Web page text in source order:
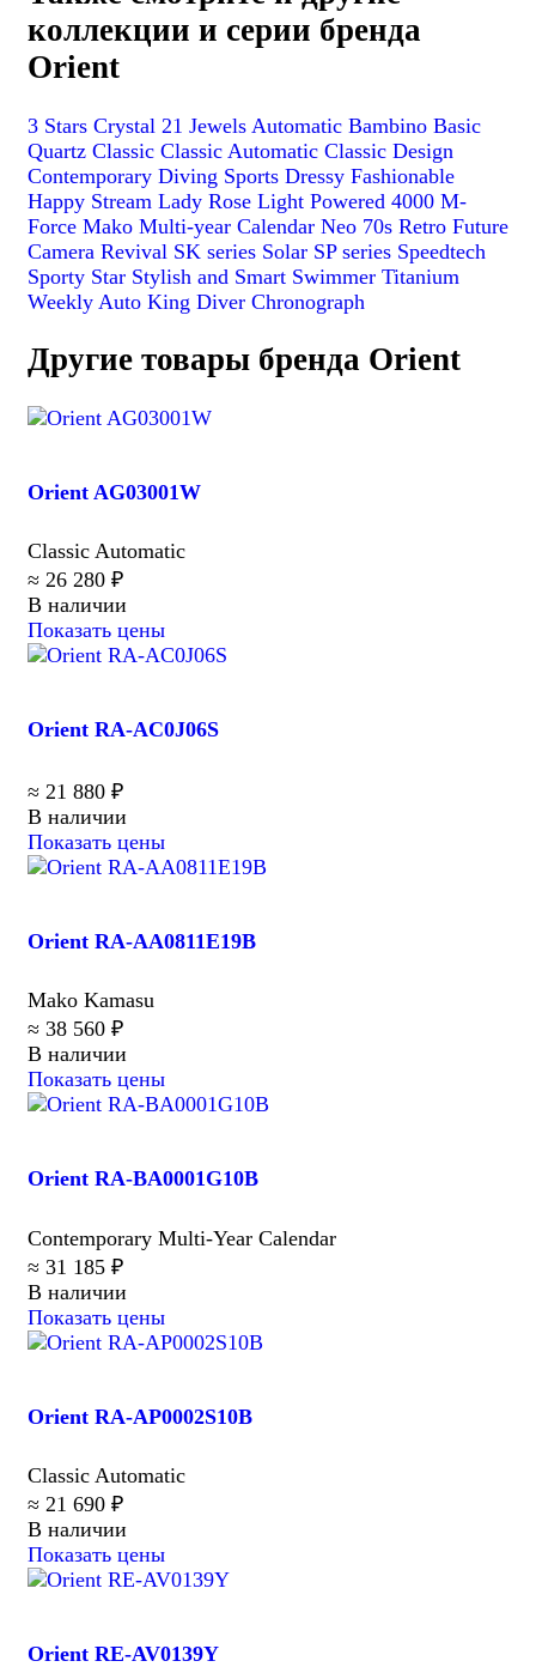
коллекции и серии бренда
Orient
3 Stars Crystal 21 Jewels Automatic Bambino Basic
Quartz Classic Classic Automatic Classic Design
Contemporary Diving Sports Dressy Fashionable
Happy Stream Lady Rose Light Powered 4000 M-
Force Mako Multi-year Calendar Neo 70s Retro Future
Camera Revival SK series Solar SP series Speedtech
Sporty Star Stylish and Smart Swimmer Titanium
Weekly Auto King Diver Chronograph
Другие товары бренда Orient
Orient AG03001W
Classic Automatic
≈ 26 280 ₽
В наличии
Показать цены
Orient RA-AC0J06S
≈ 21 880 ₽
В наличии
Показать цены
Orient RA-AA0811E19B
Mako Kamasu
≈ 38 560 ₽
В наличии
Показать цены
Orient RA-BA0001G10B
Contemporary Multi-Year Calendar
≈ 31 185 ₽
В наличии
Показать цены
Orient RA-AP0002S10B
Classic Automatic
≈ 21 690 ₽
В наличии
Показать цены
Orient RE-AV0139Y